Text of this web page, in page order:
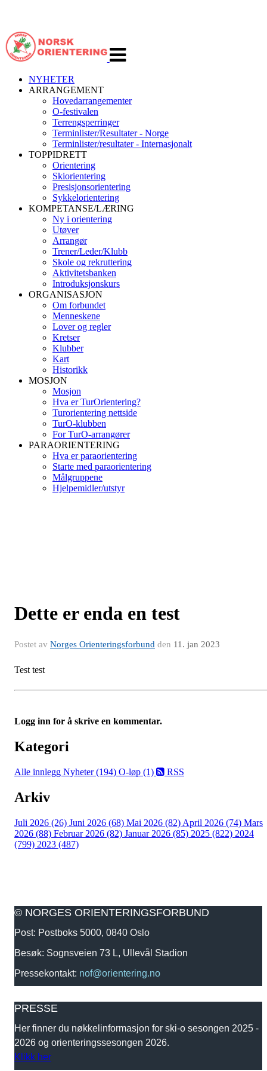
navigasjon
NYHETER
ARRANGEMENT
Hovedarrangementer
O-festivalen
Terrengsperringer
Terminlister/Resultater - Norge
Terminlister/resultater - Internasjonalt
TOPPIDRETT
Orientering
Skiorientering
Presisjonsorientering
Sykkelorientering
KOMPETANSE/LÆRING
Ny i orientering
Utøver
Arrangør
Trener/Leder/Klubb
Skole og rekruttering
Aktivitetsbanken
Introduksjonskurs
ORGANISASJON
Om forbundet
Menneskene
Lover og regler
Kretser
Klubber
Kart
Historikk
MOSJON
Mosjon
Hva er TurOrientering?
Turorientering nettside
TurO-klubben
For TurO-arrangører
PARAORIENTERING
Hva er paraorientering
Starte med paraorientering
Målgruppene
Hjelpemidler/utstyr
Dette er enda en test
Postet av Norges Orienteringsforbund den 11. jan 2023
Test test
Logg inn for å skrive en kommentar.
Kategori
Alle innlegg Nyheter (194) O-løp (1) RSS
Arkiv
Juli 2026 (26) Juni 2026 (68) Mai 2026 (82) April 2026 (74) Mars
2026 (88) Februar 2026 (82) Januar 2026 (85) 2025 (822) 2024
(799) 2023 (487)
© NORGES ORIENTERINGSFORBUND
Post: Postboks 5000, 0840 Oslo
Besøk: Sognsveien 73 L, Ullevål Stadion
Pressekontakt: nof@orientering.no
PRESSE
Her finner du nøkkelinformasjon for ski-o sesongen 2025 -
2026 og orienteringssesongen 2026.
Klikk her